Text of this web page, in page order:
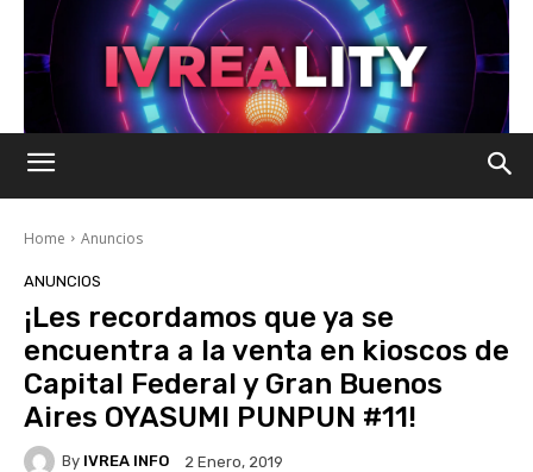
Home Anuncios
ANUNCIOS
¡Les recordamos que ya se
encuentra a la venta en kioscos de
Capital Federal y Gran Buenos
Aires OYASUMI PUNPUN #11!
By IVREA INFO 2 Enero, 2019